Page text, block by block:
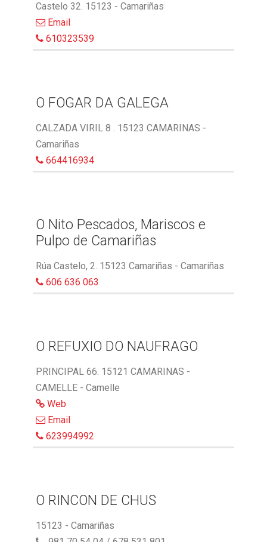
Castelo 32. 15123 - Camariñas
Email
610323539
O FOGAR DA GALEGA
CALZADA VIRIL 8 . 15123 CAMARINAS -
Camariñas
664416934
O Nito Pescados, Mariscos e
Pulpo de Camariñas
Rúa Castelo, 2. 15123 Camariñas - Camariñas
606 636 063
O REFUXIO DO NAUFRAGO
PRINCIPAL 66. 15121 CAMARINAS -
CAMELLE - Camelle
Web
Email
623994992
O RINCON DE CHUS
15123 - Camariñas